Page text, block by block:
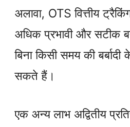
अलावा, OTS वित्तीय
अधिक प्रभावी और सटीक
बिना किसी समय की बर्बादी
सकते हैं।
एक अन्य लाभ अद्वितीय